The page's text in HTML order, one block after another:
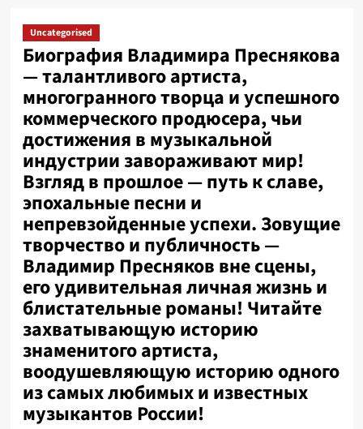
Uncategorised
Биография Владимира Преснякова
— талантливого артиста,
многогранного творца и успешного
коммерческого продюсера, чьи
достижения в музыкальной
индустрии завораживают мир!
Взгляд в прошлое — путь к славе,
эпохальные песни и
непревзойденные успехи. Зовущие
творчество и публичность —
Владимир Пресняков вне сцены,
его удивительная личная жизнь и
блистательные романы! Читайте
захватывающую историю
знаменитого артиста,
воодушевляющую историю одного
из самых любимых и известных
музыкантов России!